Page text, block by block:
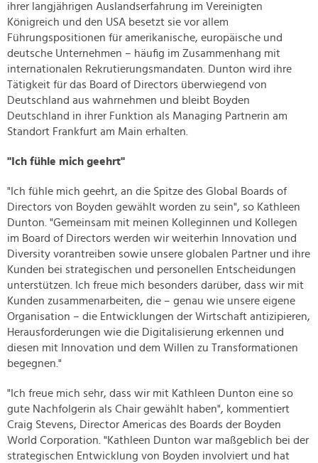
ihrer langjährigen Auslandserfahrung im Vereinigten
Königreich und den USA besetzt sie vor allem
Führungspositionen für amerikanische, europäische und
deutsche Unternehmen – häufig im Zusammenhang mit
internationalen Rekrutierungsmandaten. Dunton wird ihre
Tätigkeit für das Board of Directors überwiegend von
Deutschland aus wahrnehmen und bleibt Boyden
Deutschland in ihrer Funktion als Managing Partnerin am
Standort Frankfurt am Main erhalten.
"Ich fühle mich geehrt"
"Ich fühle mich geehrt, an die Spitze des Global Boards of
Directors von Boyden gewählt worden zu sein", so Kathleen
Dunton. "Gemeinsam mit meinen Kolleginnen und Kollegen
im Board of Directors werden wir weiterhin Innovation und
Diversity vorantreiben sowie unsere globalen Partner und ihre
Kunden bei strategischen und personellen Entscheidungen
unterstützen. Ich freue mich besonders darüber, dass wir mit
Kunden zusammenarbeiten, die – genau wie unsere eigene
Organisation – die Entwicklungen der Wirtschaft antizipieren,
Herausforderungen wie die Digitalisierung erkennen und
diesen mit Innovation und dem Willen zu Transformationen
begegnen."
"Ich freue mich sehr, dass wir mit Kathleen Dunton eine so
gute Nachfolgerin als Chair gewählt haben", kommentiert
Craig Stevens, Director Americas des Boards der Boyden
World Corporation. "Kathleen Dunton war maßgeblich bei der
strategischen Entwicklung von Boyden involviert und hat